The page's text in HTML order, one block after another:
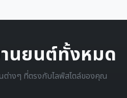
นยนต์ทั้งหมด
ต่างๆ ที่ตรงกับไลฟ์สไตล์ของคุณ